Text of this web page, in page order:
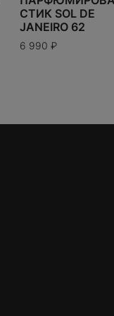
СТИК SOL DE
JANEIRO 62
6 990 ₽